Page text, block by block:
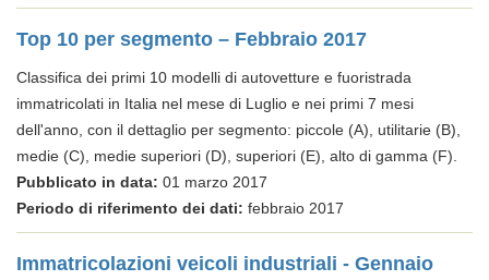
Top 10 per segmento – Febbraio 2017
Classifica dei primi 10 modelli di autovetture e fuoristrada
immatricolati in Italia nel mese di Luglio e nei primi 7 mesi
dell'anno, con il dettaglio per segmento: piccole (A), utilitarie (B),
medie (C), medie superiori (D), superiori (E), alto di gamma (F).
Pubblicato in data: 01 marzo 2017
Periodo di riferimento dei dati: febbraio 2017
Immatricolazioni veicoli industriali - Gennaio